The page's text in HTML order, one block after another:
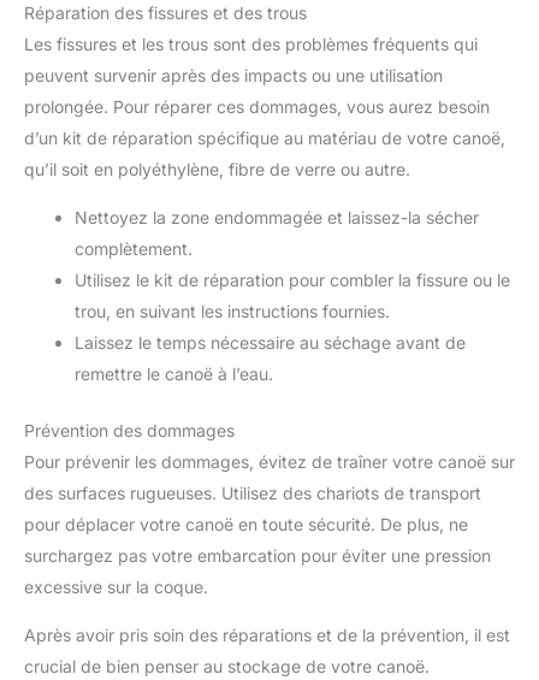
Réparation des fissures et des trous
Les fissures et les trous sont des problèmes fréquents qui
peuvent survenir après des impacts ou une utilisation
prolongée. Pour réparer ces dommages, vous aurez besoin
d’un kit de réparation spécifique au matériau de votre canoë,
qu’il soit en polyéthylène, fibre de verre ou autre.
Nettoyez la zone endommagée et laissez-la sécher
complètement.
Utilisez le kit de réparation pour combler la fissure ou le
trou, en suivant les instructions fournies.
Laissez le temps nécessaire au séchage avant de
remettre le canoë à l’eau.
Prévention des dommages
Pour prévenir les dommages, évitez de traîner votre canoë sur
des surfaces rugueuses. Utilisez des chariots de transport
pour déplacer votre canoë en toute sécurité. De plus, ne
surchargez pas votre embarcation pour éviter une pression
excessive sur la coque.
Après avoir pris soin des réparations et de la prévention, il est
crucial de bien penser au stockage de votre canoë.